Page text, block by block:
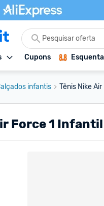
Cupons
infantis Tênis Nike
Force 1 Infantil